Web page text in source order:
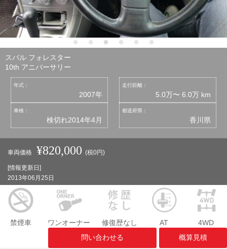
スバル フォレスター
10th アニバーサリー
年式：
2007年
走行距離：
5.0万〜 6.0万 km
車検：
検切れ2014年4月
都道府県：
香川県
車両価格 ¥820,000(税0円)
[情報更新日]
2013年06月25日
禁煙車 ワンオーナー 修復歴なし AT
4WD
問い合わせる
概算見積